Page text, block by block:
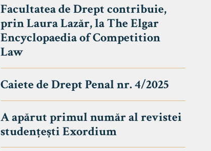
Facultatea de Drept contribuie,
prin Laura Lazăr, la The Elgar
Encyclopaedia of Competition
Law
Caiete de Drept Penal nr. 4/2025
A apărut primul număr al revistei
studențești Exordium